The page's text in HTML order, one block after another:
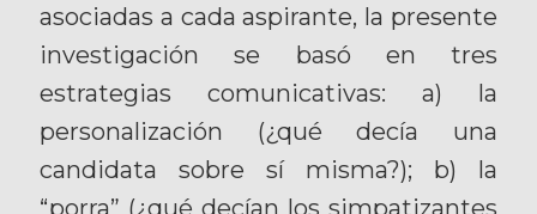
asociadas a cada aspirante, la presente
investigación se basó en tres
estrategias comunicativas: a) la
personalización (¿qué decía una
candidata sobre sí misma?); b) la
“porra” (¿qué decían los simpatizantes